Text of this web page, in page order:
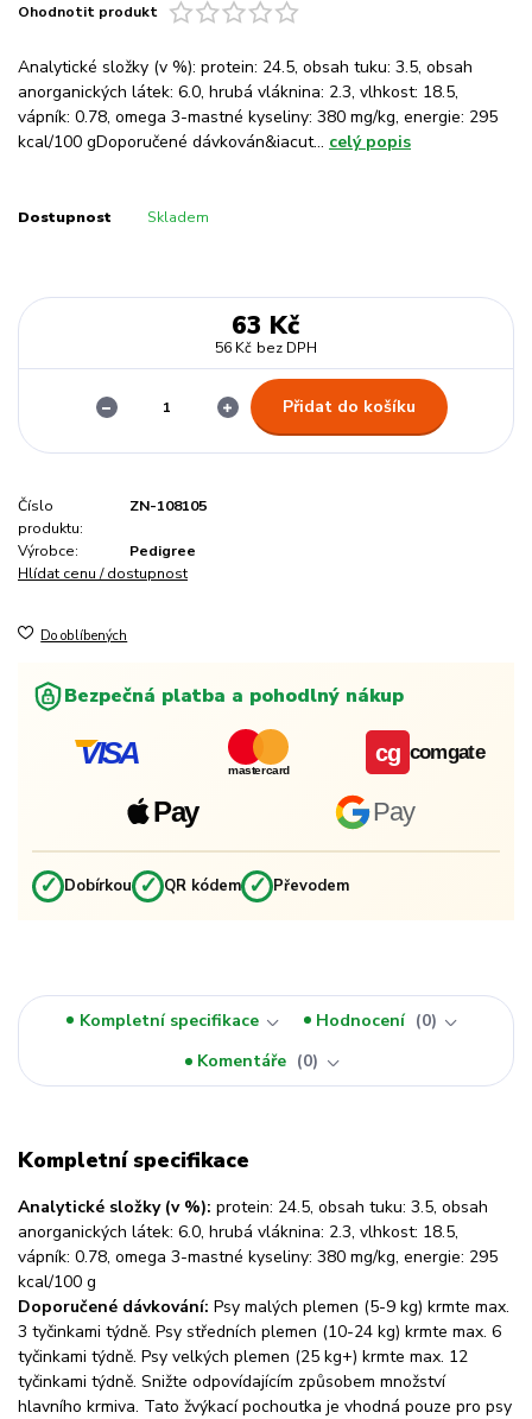
Ohodnotit produkt
Analytické složky (v %): protein: 24.5, obsah tuku: 3.5, obsah
anorganických látek: 6.0, hrubá vláknina: 2.3, vlhkost: 18.5,
vápník: 0.78, omega 3-mastné kyseliny: 380 mg/kg, energie: 295
kcal/100 gDoporučené dávkován&iacut... celý popis
Dostupnost Skladem
63 Kč
56 Kč bez DPH
Přidat do košíku
Číslo
produktu:
ZN-108105
Výrobce:
Pedigree
Hlídat cenu / dostupnost
Do oblíbených
Bezpečná platba a pohodlný nákup
VISA mastercard
Pay Pay
cg comgate
✓ Dobírkou ✓ QR kódem ✓ Převodem
Kompletní specifikace Hodnocení
0
Komentáře
0
Kompletní specifikace
Analytické složky (v %): protein: 24.5, obsah tuku: 3.5, obsah
anorganických látek: 6.0, hrubá vláknina: 2.3, vlhkost: 18.5,
vápník: 0.78, omega 3-mastné kyseliny: 380 mg/kg, energie: 295
kcal/100 g
Doporučené dávkování: Psy malých plemen (5-9 kg) krmte max.
3 tyčinkami týdně. Psy středních plemen (10-24 kg) krmte max. 6
tyčinkami týdně. Psy velkých plemen (25 kg+) krmte max. 12
tyčinkami týdně. Snižte odpovídajícím způsobem množství
hlavního krmiva. Tato žvýkací pochoutka je vhodná pouze pro psy